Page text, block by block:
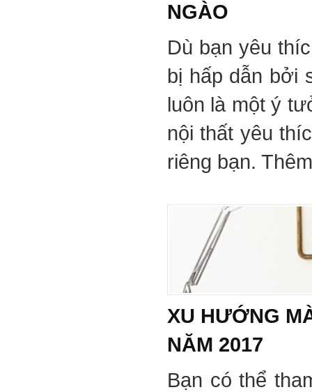
NGÀO
Dù bạn yêu
bị hấp dẫn bởi
luôn là một ý
nội thất yêu
riêng bạn.
XU HƯỚNG
NĂM 2017
Bạn có thể